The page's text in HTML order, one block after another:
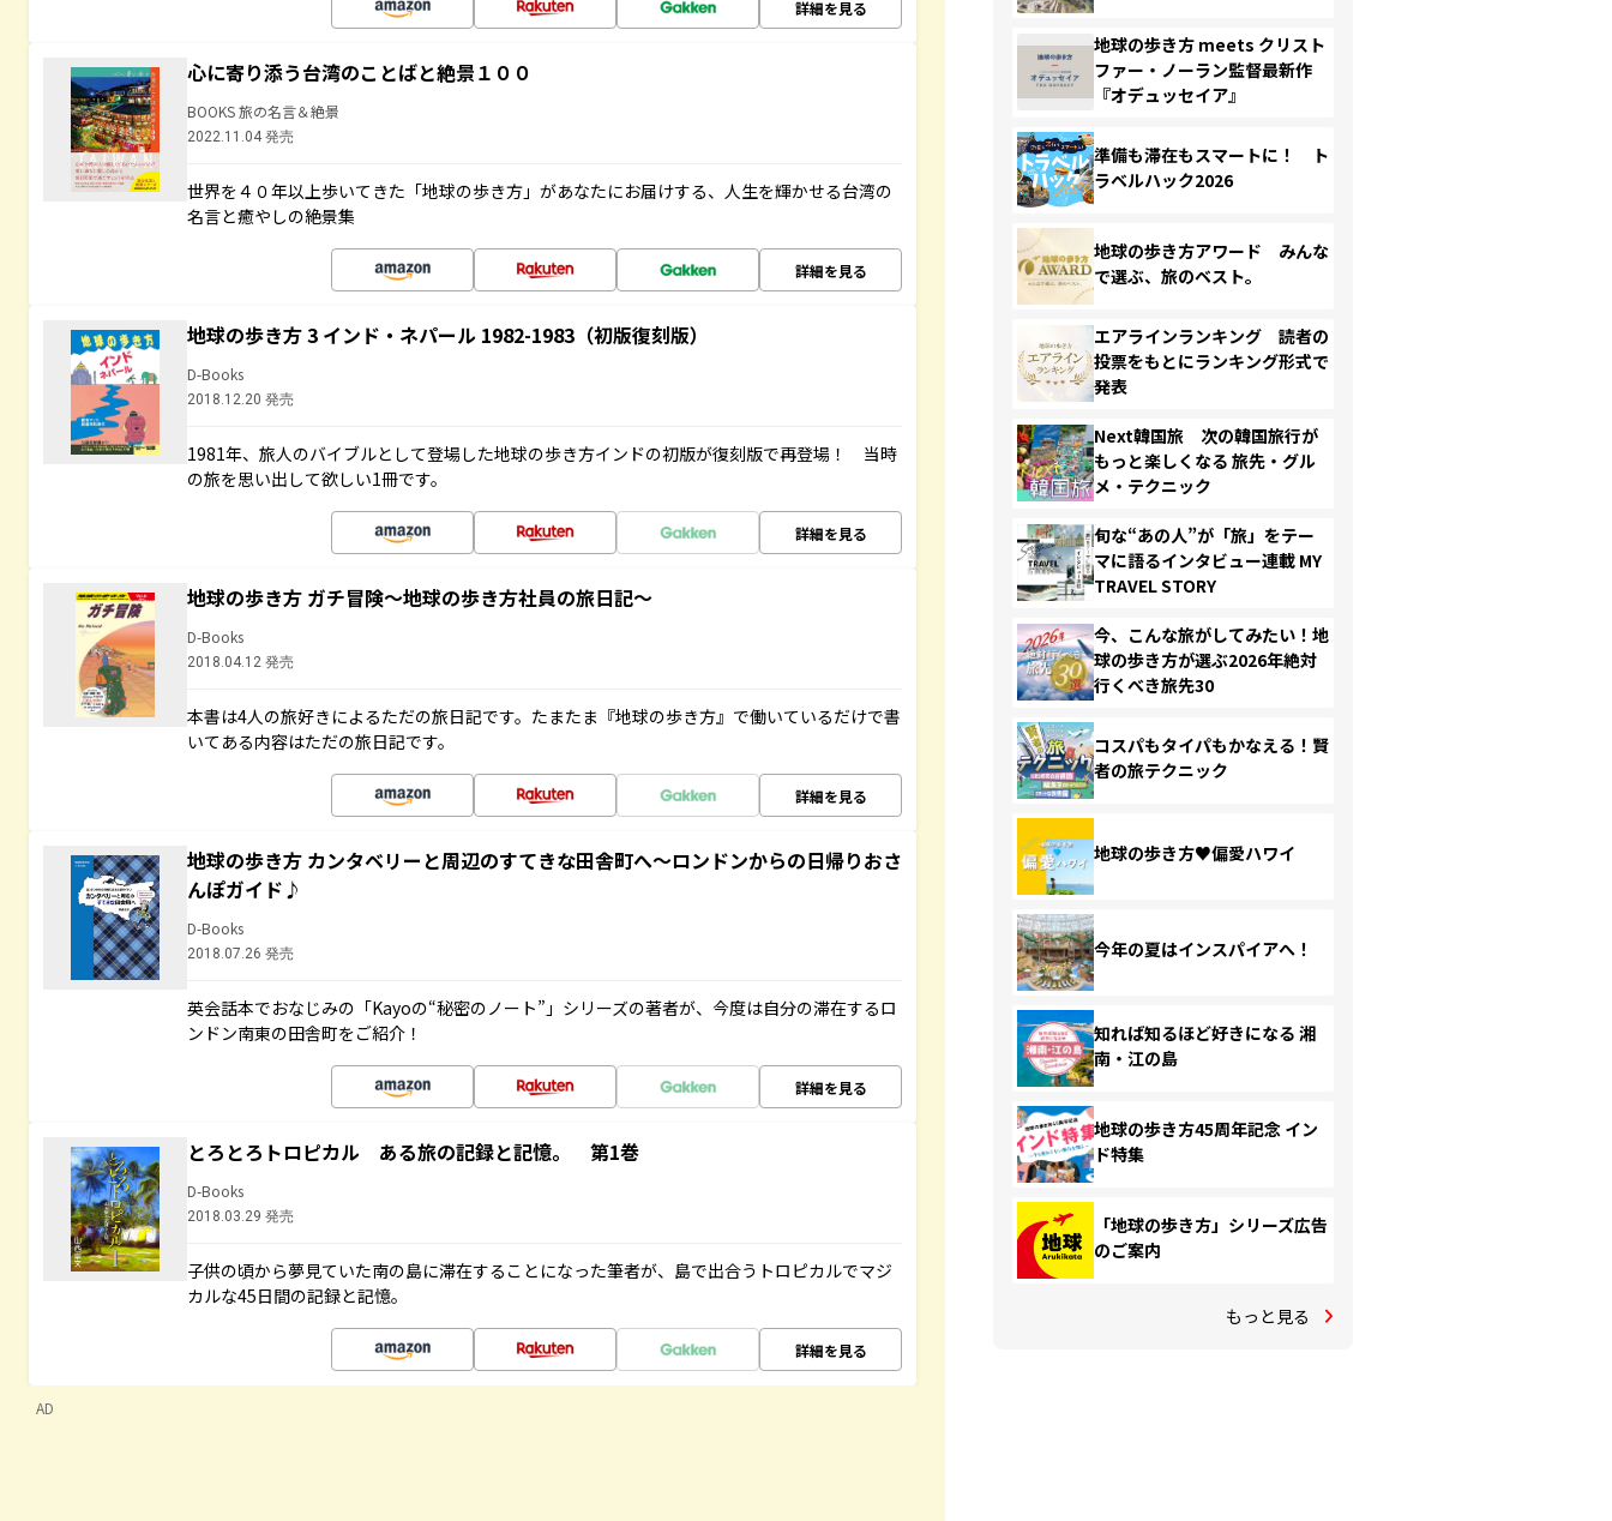
詳細を見る
心に寄り添う台湾のことばと絶景１００
BOOKS 旅の名言＆絶景
2022.11.04 発売
世界を４０年以上歩いてきた「地球の歩き方」があなたにお届けする、人生を輝かせる台湾の
名言と癒やしの絶景集
詳細を見る
地球の歩き方 3 インド・ネパール 1982-1983（初版復刻版）
D-Books
2018.12.20 発売
1981年、旅人のバイブルとして登場した地球の歩き方インドの初版が復刻版で再登場！ 当時
の旅を思い出して欲しい1冊です。
詳細を見る
地球の歩き方 ガチ冒険～地球の歩き方社員の旅日記～
D-Books
2018.04.12 発売
本書は4人の旅好きによるただの旅日記です。たまたま『地球の歩き方』で働いているだけで書
いてある内容はただの旅日記です。
詳細を見る
地球の歩き方 カンタベリーと周辺のすてきな田舎町へ～ロンドンからの日帰りおさ
んぽガイド♪
D-Books
2018.07.26 発売
英会話本でおなじみの「Kayoの“秘密のノート”」シリーズの著者が、今度は自分の滞在するロ
ンドン南東の田舎町をご紹介！
詳細を見る
とろとろトロピカル ある旅の記録と記憶。 第1巻
D-Books
2018.03.29 発売
子供の頃から夢見ていた南の島に滞在することになった筆者が、島で出合うトロピカルでマジ
カルな45日間の記録と記憶。
詳細を見る
AD
地球の歩き方 meets クリスト
ファー・ノーラン監督最新作
『オデュッセイア』
準備も滞在もスマートに！ ト
ラベルハック2026
地球の歩き方アワード みんな
で選ぶ、旅のベスト。
エアラインランキング 読者の
投票をもとにランキング形式で
発表
Next韓国旅 次の韓国旅行が
もっと楽しくなる 旅先・グル
メ・テクニック
旬な“あの人”が「旅」をテー
マに語るインタビュー連載 MY
TRAVEL STORY
今、こんな旅がしてみたい！地
球の歩き方が選ぶ2026年絶対
行くべき旅先30
コスパもタイパもかなえる！賢
者の旅テクニック
地球の歩き方♥偏愛ハワイ
今年の夏はインスパイアへ！
知れば知るほど好きになる 湘
南・江の島
地球の歩き方45周年記念 イン
ド特集
「地球の歩き方」シリーズ広告
のご案内
もっと見る